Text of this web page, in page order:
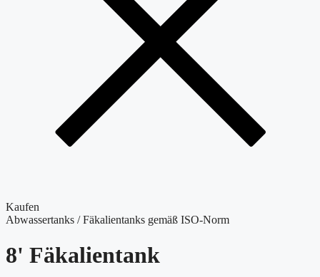
Kaufen
Abwassertanks / Fäkalientanks gemäß ISO-Norm
8' Fäkalientank